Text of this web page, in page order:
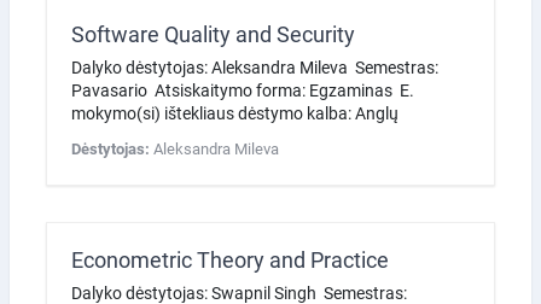
Software Quality and Security
Dalyko dėstytojas: Aleksandra Mileva Semestras:
Pavasario Atsiskaitymo forma: Egzaminas E.
mokymo(si) ištekliaus dėstymo kalba: Anglų
Dėstytojas: Aleksandra Mileva
Econometric Theory and Practice
Dalyko dėstytojas: Swapnil Singh Semestras: